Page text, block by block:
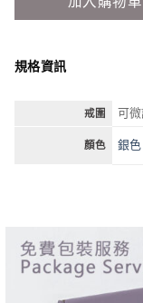
規格資訊
戒圍 可微
顏色 銀色